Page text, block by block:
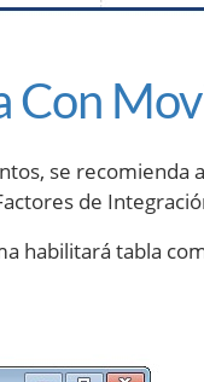
Con
se recomienda
de
habilitará tabla